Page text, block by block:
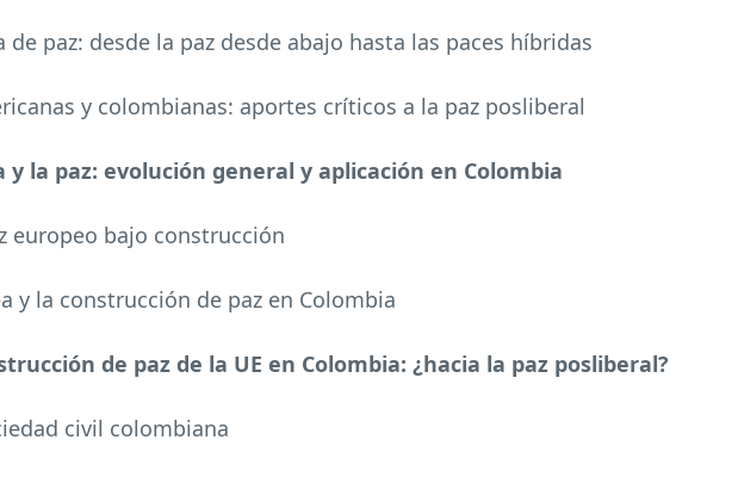
de paz: desde la paz desde abajo hasta las paces híbridas
y colombianas: aportes críticos a la paz posliberal
y la paz: evolución general y aplicación en Colombia
europeo bajo construcción
y la construcción de paz en Colombia
de paz de la UE en Colombia: ¿hacia la paz posliberal?
civil colombiana